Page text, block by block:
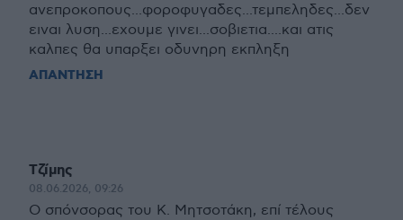
ανεπροκοπους...φοροφυγαδες...τεμπεληδες...δεν
ειναι λυση...εχουμε γινει...σοβιετια....και ατις
καλπες θα υπαρξει οδυνηρη εκπληξη
ΑΠΑΝΤΗΣΗ
Τζίμης
08.06.2026, 09:26
Ο σπόνσορας του Κ. Μητσοτάκη, επί τέλους